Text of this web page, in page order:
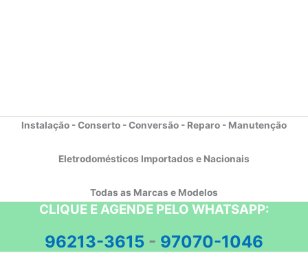
Instalação - Conserto - Conversão - Reparo - Manutenção
Eletrodomésticos Importados e Nacionais
Todas as Marcas e Modelos
CLIQUE E AGENDE PELO WHATSAPP:
96213-3615 - 97070-1046